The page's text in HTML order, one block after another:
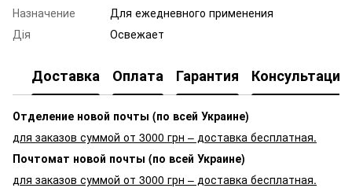
Назначение
Для ежедневного применения
Дія
Освежает
Доставка Оплата Гарантия Консультация
Отделение новой почты (по всей Украине)
для заказов суммой от 3000 грн – доставка бесплатная.
Почтомат новой почты (по всей Украине)
для заказов суммой от 3000 грн – доставка бесплатная.